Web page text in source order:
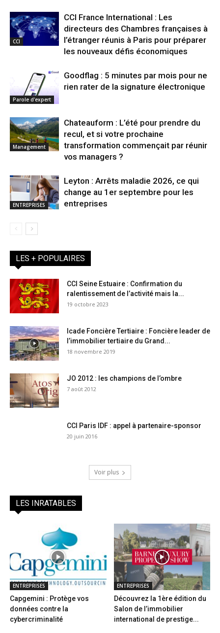
CCI
CCI France International : Les
directeurs des Chambres françaises à
l’étranger réunis à Paris pour préparer
les nouveaux défis économiques
Parole d'expert
Goodflag : 5 minutes par mois pour ne
rien rater de la signature électronique
Management
Chateauform : L’été pour prendre du
recul, et si votre prochaine
transformation commençait par réunir
vos managers ?
ENTREPRISES
Leyton : Arrêts maladie 2026, ce qui
change au 1er septembre pour les
entreprises
LES + POPULAIRES
CCI Seine Estuaire : Confirmation du
ralentissement de l’activité mais la...
19 octobre 2023
Icade Foncière Tertiaire : Foncière leader de
l’immobilier tertiaire du Grand...
18 novembre 2019
JO 2012 : les champions de l’ombre
7 août 2012
CCI Paris IDF : appel à partenaire-sponsor
20 juin 2016
Voir plus
LES INRATABLES
ENTREPRISES
Capgemini : Protège vos
données contre la
cybercriminalité
ENTREPRISES
Découvrez la 1ère édition du
Salon de l’immobilier
international de prestige...